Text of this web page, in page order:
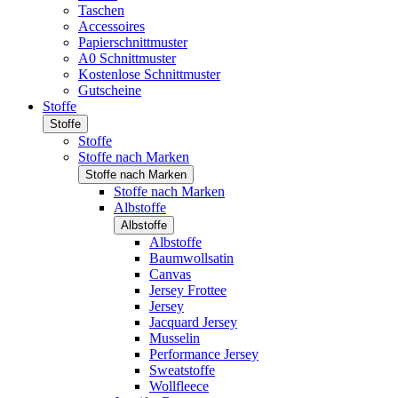
Taschen
Accessoires
Papierschnittmuster
A0 Schnittmuster
Kostenlose Schnittmuster
Gutscheine
Stoffe
Stoffe
Stoffe
Stoffe nach Marken
Stoffe nach Marken
Stoffe nach Marken
Albstoffe
Albstoffe
Albstoffe
Baumwollsatin
Canvas
Jersey Frottee
Jersey
Jacquard Jersey
Musselin
Performance Jersey
Sweatstoffe
Wollfleece